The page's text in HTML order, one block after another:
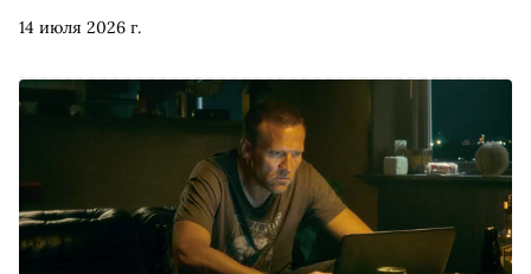
14 июля 2026 г.
Уилл Хантинг», а в новых клипах непотопляемых бумеров
поколения Голливуда — зумерки Аня Тейлор-Джой и
Одесса Эзайон из «Марти Великолепного». Кто этим
летом наведёт больше шума — остаётся вопросом
открытым. Но уже сейчас можно сказать, что в плане
громких музыкальных релизов ближайшие два месяца
обещают быть очень жаркими. На момент написания
этого обзора лето-2026 уже подарило миру поп-музыки